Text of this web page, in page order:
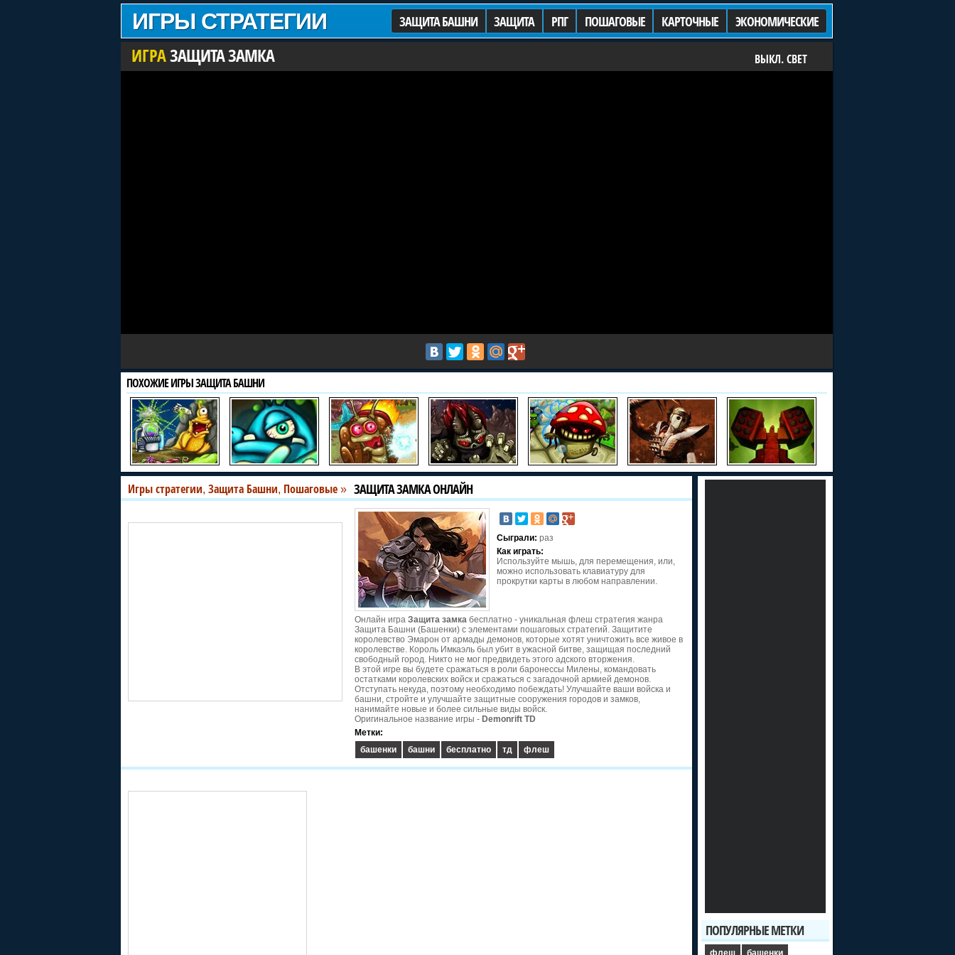
ИГРЫ СТРАТЕГИИ ЗАЩИТА БАШНИ ЗАЩИТА РПГ ПОШАГОВЫЕ КАРТОЧНЫЕ ЭКОНОМИЧЕСКИЕ
ИГРАЗАЩИТА ЗАМКА ВЫКЛ. СВЕТ
ПОХОЖИЕ ИГРЫ ЗАЩИТА БАШНИ
Игры стратегии, Защита Башни, Пошаговые » ЗАЩИТА ЗАМКА ОНЛАЙН
Сыграли: раз
Как играть:
Используйте мышь, для перемещения, или,
можно использовать клавиатуру для
прокрутки карты в любом направлении.
Онлайн игра Защита замка бесплатно - уникальная флеш стратегия жанра
Защита Башни (Башенки) с элементами пошаговых стратегий. Защитите
королевство Эмарон от армады демонов, которые хотят уничтожить все живое в
королевстве. Король Имкаэль был убит в ужасной битве, защищая последний
свободный город. Никто не мог предвидеть этого адского вторжения.
В этой игре вы будете сражаться в роли баронессы Милены, командовать
остатками королевских войск и сражаться с загадочной армией демонов.
Отступать некуда, поэтому необходимо побеждать! Улучшайте ваши войска и
башни, стройте и улучшайте защитные сооружения городов и замков,
нанимайте новые и более сильные виды войск.
Оригинальное название игры - Demonrift TD
Метки:
башенки
башни бесплатно тд флеш
ПОПУЛЯРНЫЕ МЕТКИ
флеш башенки